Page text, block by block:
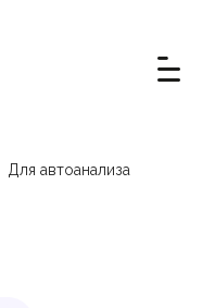
Для автоанализа